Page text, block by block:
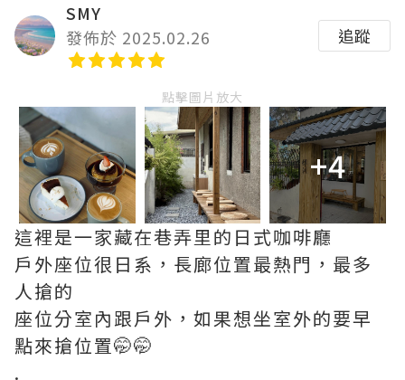
SMY
發佈於 2025.02.26
追蹤
點擊圖片放大
+4
這裡是一家藏在巷弄里的日式咖啡廳
戶外座位很日系，長廊位置最熱門，最多
人搶的
座位分室內跟戶外，如果想坐室外的要早
點來搶位置🤭🤭
.